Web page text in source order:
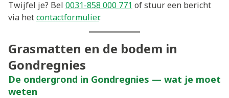
Twijfel je? Bel 0031-858 000 771 of stuur een bericht
via hetcontactformulier.
Grasmatten en de bodem in
Gondregnies
De ondergrond in Gondregnies — wat je moet
weten